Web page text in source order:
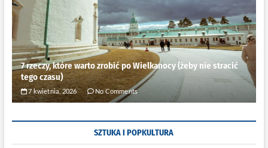
7 rzeczy, które warto zrobić po Wielkanocy (żeby nie stracić
tego czasu)
7 kwietnia, 2026 No Comments
SZTUKA I POPKULTURA